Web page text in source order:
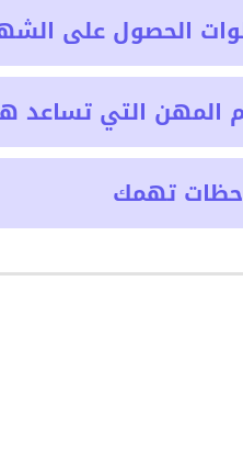
الحصول على
المهن التي تساعد
تهمك